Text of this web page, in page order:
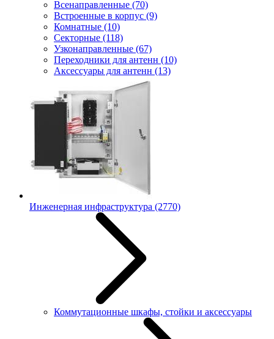
Всенаправленные (70)
Встроенные в корпус (9)
Комнатные (10)
Секторные (118)
Узконаправленные (67)
Переходники для антенн (10)
Аксессуары для антенн (13)
Инженерная инфраструктура (2770)
Коммутационные шкафы, стойки и аксессуары